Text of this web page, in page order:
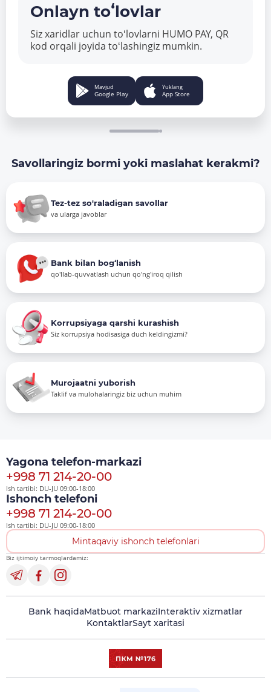
Onlayn toʻlovlar
Siz xaridlar uchun toʻlovlarni HUMO PAY, QR
kod orqali joyida toʻlashingiz mumkin.
Mavjud
Google Play
Yuklang
App Store
Savollaringiz bormi yoki maslahat kerakmi?
Tez-tez so'raladigan savollar
va ularga javoblar
Bank bilan bog‘lanish
qo'llab-quvvatlash uchun qo'ng'iroq qilish
Korrupsiyaga qarshi kurashish
Siz korrupsiya hodisasiga duch keldingizmi?
Murojaatni yuborish
Taklif va mulohalaringiz biz uchun muhim
Yagona telefon-markazi
+998 71 214-20-00
Ish tartibi: DU-JU 09:00-18:00
Ishonch telefoni
+998 71 214-20-00
Ish tartibi: DU-JU 09:00-18:00
Mintaqaviy ishonch telefonlari
Biz ijtimoiy tarmoqlardamiz:
Bank haqidaMatbuot markaziInteraktiv xizmatlar
KontaktlarSayt xaritasi